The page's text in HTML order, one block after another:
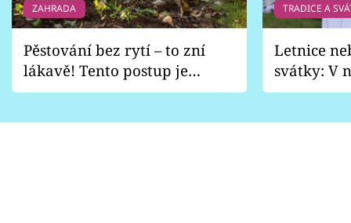
ZAHRADA
Pěstování bez rytí – to zní
lákavě! Tento postup je
vhodný jen pro některé
TRADICE A
Letnice
svátky: V
pondělí